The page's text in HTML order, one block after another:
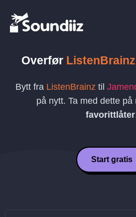
Overfør ListenBrainz
Bytt fra ListenBrainz til
på nytt. Ta med dette på
favorittlåter
Start gratis